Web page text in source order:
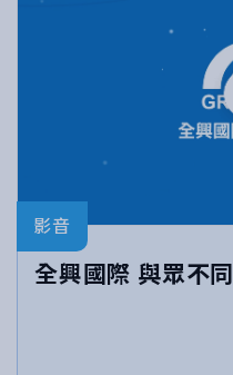
影音
全興國際 與眾不同